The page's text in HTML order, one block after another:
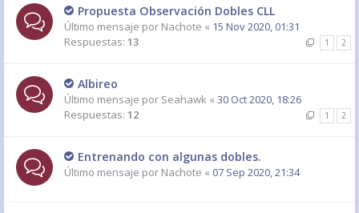
Propuesta Observación Dobles CLL
Último mensaje por Nachote « 15 Nov 2020, 01:31
Respuestas: 13 1 2
Albireo
Último mensaje por Seahawk « 30 Oct 2020, 18:26
Respuestas: 12 1 2
Entrenando con algunas dobles.
Último mensaje por Nachote « 07 Sep 2020, 21:34